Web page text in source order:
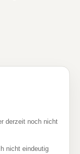
derzeit noch nicht
nicht eindeutig